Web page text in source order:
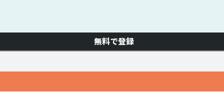
無料で登録